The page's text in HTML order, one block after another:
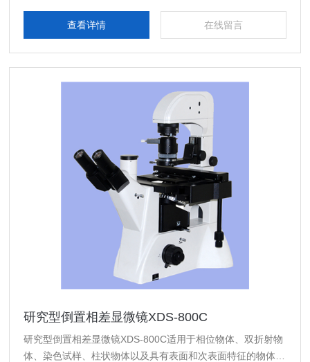
查看详情 在线留言
研究型倒置相差显微镜XDS-800C
研究型倒置相差显微镜XDS-800C适用于相位物体、双折射物
体、染色试样、柱状物体以及具有表面和次表面特征的物体进